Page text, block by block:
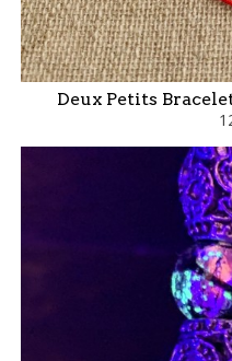
Deux Petits